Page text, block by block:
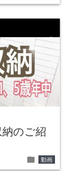
納のご紹
folder 動画